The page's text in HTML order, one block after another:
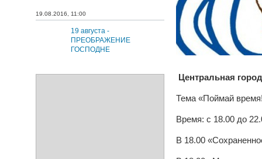
19.08.2016, 11:00
19 августа -
ПРЕОБРАЖЕНИЕ
ГОСПОДНЕ
Центральная
Тема «Поймай
Время: с 18.00 до
В 18.00